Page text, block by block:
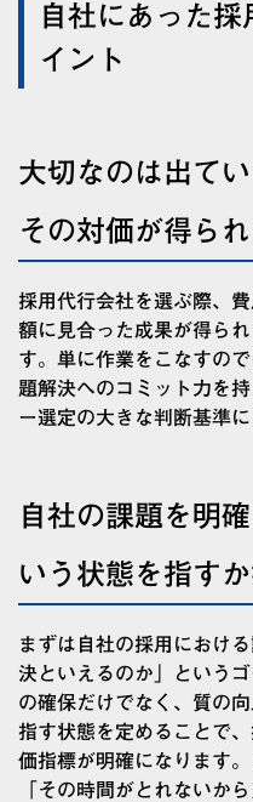
自社にあった
イント
大切なのは出て
その対価が得ら
採用代行会社を選ぶ際、
額に見合った成果が得ら
す。単に作業をこなすの
題解決へのコミット力を
ー選定の大きな判断基準に
自社の課題を明
いう状態を指す
まずは自社の採用におけ
決といえるのか」という
の確保だけでなく、質の
指す状態を定めることで
価指標が明確になります
「その時間がとれないか